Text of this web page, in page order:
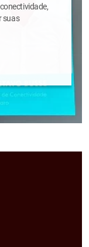
suas